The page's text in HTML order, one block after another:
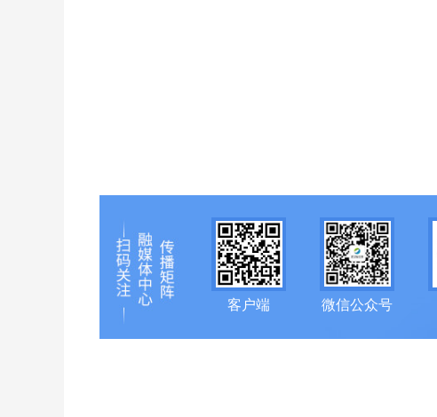
客户端 微信公众号